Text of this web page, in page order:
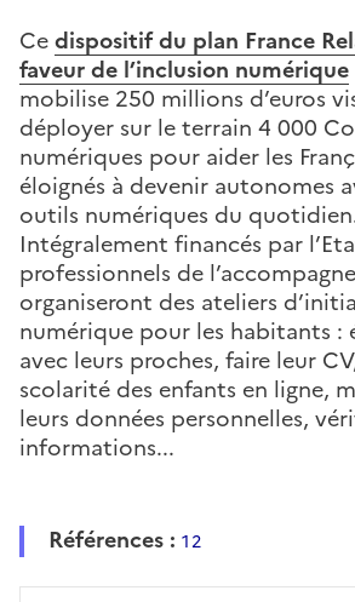
Cedispositif du plan France
faveur de l’inclusion numérique
mobilise 250 millions d’euros
déployer sur le terrain 4 000
numériques pour aider les
éloignés à devenir autonomes
outils numériques du
Intégralement financés par
professionnels de
organiseront des ateliers
numérique pour les habitants :
avec leurs proches, faire leur
scolarité des enfants en ligne,
leurs données personnelles,
informations...
Références : 12